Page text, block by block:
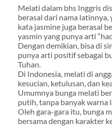
Melati dalam bhs Inggris
berasal dari nama latinnya,
kata jasmine juga berasal
yasmin yang punya arti
Dengan demikian, bisa di
punya arti positif sebagai
Tuhan.
Di Indonesia, melati di
kesucian, ketulusan, dan
Umumnya bunga melati
putih, tanpa banyak warna
Oleh gara-gara itu, bunga
bersama dengan karakter